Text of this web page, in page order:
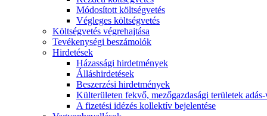
Módosított költségvetés
Végleges költségvetés
Költségvetés végrehajtása
Tevékenységi beszámolók
Hirdetések
Házassági hirdetmények
Álláshirdetések
Beszerzési hirdetmények
Külterületen fekvő, mezőgazdasági területek
A fizetési idézés kollektív bejelentése